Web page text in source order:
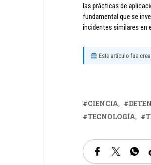
las prácticas de
fundamental que se
incidentes similares en
Este artículo fue
CIENCIA
TECNOLOGÍA